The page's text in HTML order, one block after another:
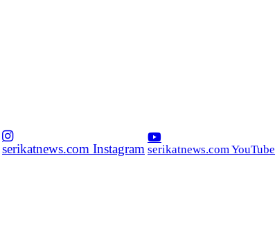
serikatnews.com Instagram serikatnews.com YouTube